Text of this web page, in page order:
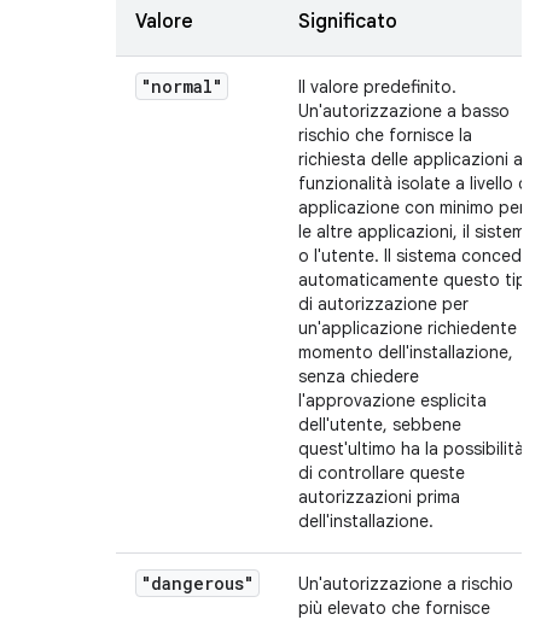
Valore Significato
"normal"
Il valore predefinito.
Un'autorizzazione a basso
rischio che fornisce la
richiesta delle applicazioni a
funzionalità isolate a livello di
applicazione con minimo per
le altre applicazioni, il sistema
o l'utente. Il sistema concede
automaticamente questo tipo
di autorizzazione per
un'applicazione richiedente al
momento dell'installazione,
senza chiedere
l'approvazione esplicita
dell'utente, sebbene
quest'ultimo ha la possibilità
di controllare queste
autorizzazioni prima
dell'installazione.
"dangerous"
Un'autorizzazione a rischio
più elevato che fornisce